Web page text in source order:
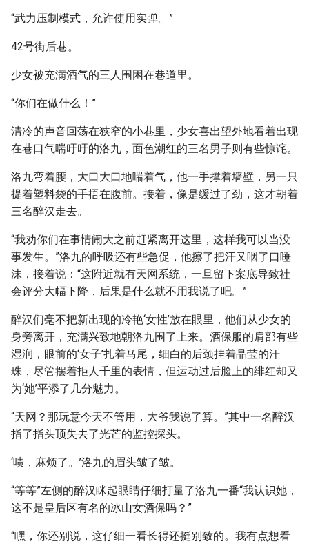
“武力压制模式，允许使用实弹。”
42号街后巷。
少女被充满酒气的三人围困在巷道里。
“你们在做什么！”
清冷的声音回荡在狭窄的小巷里，少女喜出望外地看着出现
在巷口气喘吁吁的洛九，面色潮红的三名男子则有些惊诧。
洛九弯着腰，大口大口地喘着气，他一手撑着墙壁，另一只
提着塑料袋的手捂在腹前。接着，像是缓过了劲，这才朝着
三名醉汉走去。
“我劝你们在事情闹大之前赶紧离开这里，这样我可以当没
事发生。”洛九的呼吸还有些急促，他擦了把汗又咽了口唾
沫，接着说：“这附近就有天网系统，一旦留下案底导致社
会评分大幅下降，后果是什么就不用我说了吧。”
醉汉们毫不把新出现的冷艳‘女性’放在眼里，他们从少女的
身旁离开，充满兴致地朝洛九围了上来。酒保服的肩部有些
湿润，眼前的‘女子’扎着马尾，细白的后颈挂着晶莹的汗
珠，尽管摆着拒人千里的表情，但运动过后脸上的绯红却又
为‘她’平添了几分魅力。
“天网？那玩意今天不管用，大爷我说了算。”其中一名醉汉
指了指头顶失去了光芒的监控探头。
‘啧，麻烦了。’洛九的眉头皱了皱。
“等等”左侧的醉汉眯起眼睛仔细打量了洛九一番“我认识她，
这不是皇后区有名的冰山女酒保吗？”
“嘿，你还别说，这仔细一看长得还挺别致的。我有点想看